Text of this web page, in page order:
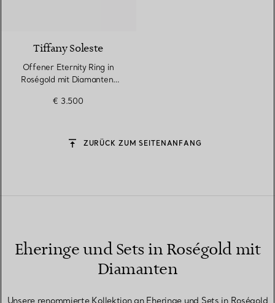
Tiffany Soleste
Offener Eternity Ring in
Roségold mit Diamanten,
€ 3.500
ZURÜCK ZUM SEITENANFANG
Eheringe und Sets in Roségold mit
Diamanten
Unsere renommierte Kollektion an Eheringe und Sets in Roségold